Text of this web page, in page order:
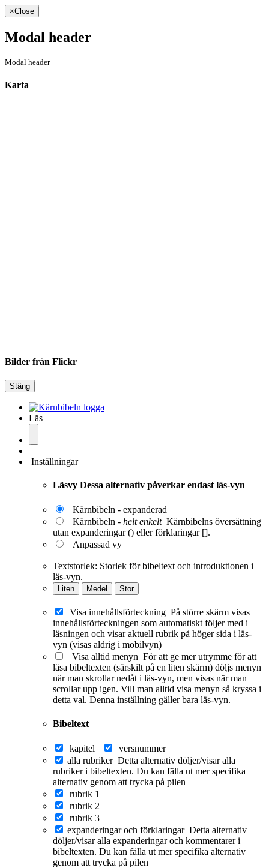
×Close
Modal header
Modal header
Karta
Bilder från Flickr
Stäng
Läs
Inställningar
Läsvy Dessa alternativ påverkar endast läs-vyn
Kärnbibeln - expanderad
Kärnbibeln - helt enkelt Kärnbibelns översättning
utan expanderingar () eller förklaringar [].
Anpassad vy
Textstorlek: Storlek för bibeltext och introduktionen i
läs-vyn.
Liten Medel Stor
Visa innehållsförteckning På större skärm visas
innehållsförteckningen som automatiskt följer med i
läsningen och visar aktuell rubrik på höger sida i läs-
vyn (visas aldrig i mobilvyn)
Visa alltid menyn För att ge mer utrymme för att
läsa bibeltexten (särskilt på en liten skärm) döljs menyn
när man skrollar nedåt i läs-vyn, men visas när man
scrollar upp igen. Vill man alltid visa menyn så kryssa i
detta val. Denna inställning gäller bara läs-vyn.
Bibeltext
kapitel
versnummer
alla rubriker Detta alternativ döljer/visar alla
rubriker i bibeltexten. Du kan fälla ut mer specifika
alternativ genom att trycka på pilen
rubrik 1
rubrik 2
rubrik 3
expanderingar och förklaringar Detta alternativ
döljer/visar alla expanderingar och kommentarer i
bibeltexten. Du kan fälla ut mer specifika alternativ
genom att trycka på pilen